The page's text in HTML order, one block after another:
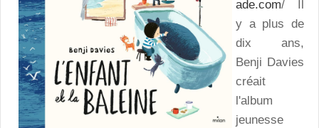
ade.com/ Il
y a plus de
dix ans,
Benji Davies
créait
l'album
jeunesse